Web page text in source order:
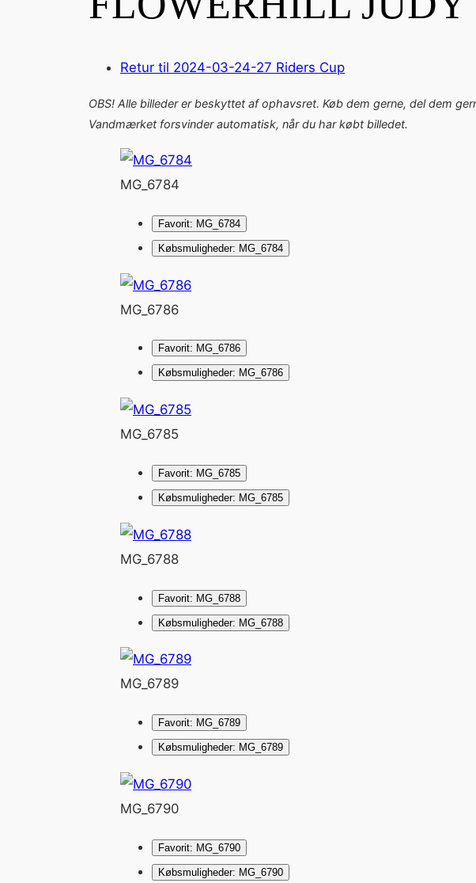
Retur til 2024-03-24-27 Riders Cup
OBS! Alle billeder er beskyttet af ophavsret. Køb dem gerne, del dem
Vandmærket forsvinder automatisk, når du har købt billedet.
MG_6784
Favorit: MG_6784
Købsmuligheder: MG_6784
MG_6786
Favorit: MG_6786
Købsmuligheder: MG_6786
MG_6785
Favorit: MG_6785
Købsmuligheder: MG_6785
MG_6788
Favorit: MG_6788
Købsmuligheder: MG_6788
MG_6789
Favorit: MG_6789
Købsmuligheder: MG_6789
MG_6790
Favorit: MG_6790
Købsmuligheder: MG_6790